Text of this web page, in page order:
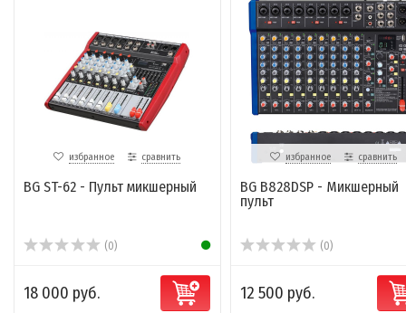
избранное сравнить
BG ST-62 - Пульт микшерный
(0)
18 000 руб.
избранное сравнить
BG B828DSP - Микшерный
пульт
(0)
12 500 руб.